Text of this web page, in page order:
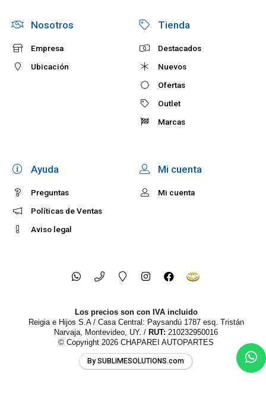
Nosotros
Empresa
Ubicación
Tienda
Destacados
Nuevos
Ofertas
Outlet
Marcas
Ayuda
Preguntas
Políticas de Ventas
Aviso legal
Mi cuenta
Mi cuenta
Los precios son con IVA incluido
Reigia e Hijos S.A / Casa Central: Paysandú 1787 esq. Tristán
Narvaja, Montevideo, UY. / RUT: 210232950016
© Copyright 2026 CHAPAREI AUTOPARTES
By SUBLIMESOLUTIONS.com